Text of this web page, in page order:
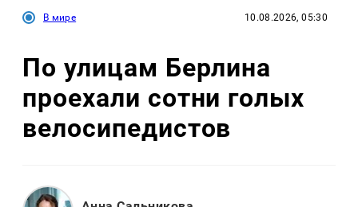
В мире 10.08.2026, 05:30
По улицам Берлина
проехали сотни голых
велосипедистов